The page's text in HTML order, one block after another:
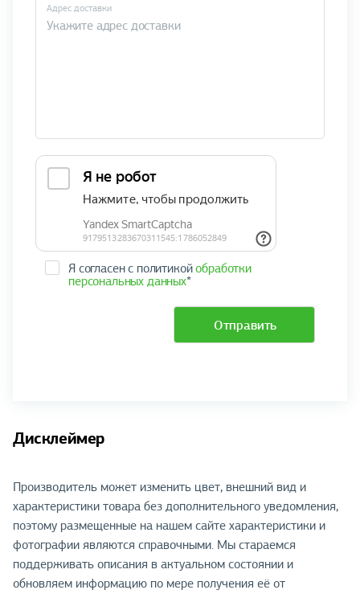
Адрес доставки
Я согласен с политикойобработки
персональных данных*
Отправить
Дисклеймер
Производитель может изменить цвет, внешний вид и
характеристики товара без дополнительного уведомления,
поэтому размещенные на нашем сайте характеристики и
фотографии являются справочными. Мы стараемся
поддерживать описания в актуальном состоянии и
обновляем информацию по мере получения её от